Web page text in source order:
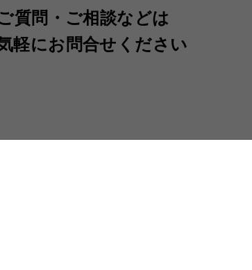
質問・ご相談などは
軽にお問合せください